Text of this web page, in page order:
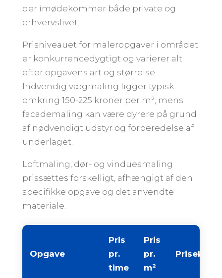
der imødekommer både private og
erhvervslivet.
Prisniveauet for maleropgaver i området
er konkurrencedygtigt og varierer alt
efter opgavens art og størrelse.
Indvendig vægmaling ligger typisk
omkring 150-225 kroner per m², mens
facademaling kan være dyrere på grund
af nødvendigt udstyr og forberedelse af
underlaget.
Loftmaling, dør- og vinduesmaling
prissættes forskelligt, afhængigt af den
specifikke opgave og det anvendte
materiale.
Opgave
Pris
pr.
time
Pris
pr.
m²